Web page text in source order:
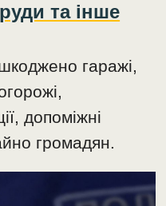
та інше
гаражі,
допоміжні
громадян.